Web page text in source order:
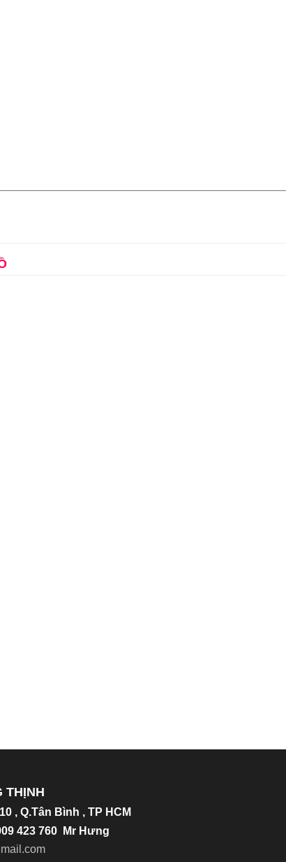
THỊNH
, Q.Tân Bình , TP HCM
423 760 Mr Hưng
m